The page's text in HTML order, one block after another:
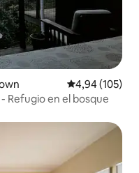
Calificación
4,94 (105)
Refugio en el bosque